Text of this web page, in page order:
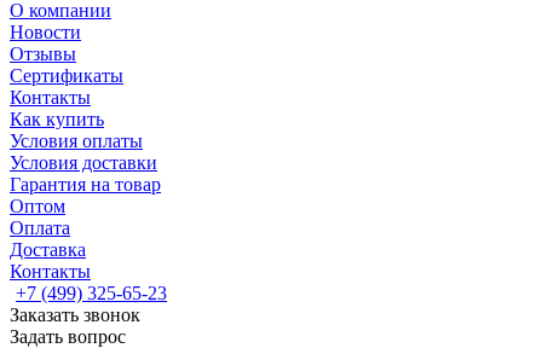
О компании
Новости
Отзывы
Сертификаты
Контакты
Как купить
Условия оплаты
Условия доставки
Гарантия на товар
Оптом
Оплата
Доставка
Контакты
+7 (499) 325-65-23
Заказать звонок
Задать вопрос